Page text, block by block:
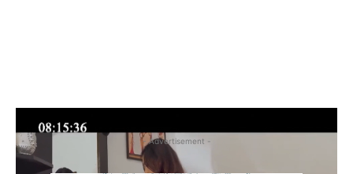
- Advertisement -